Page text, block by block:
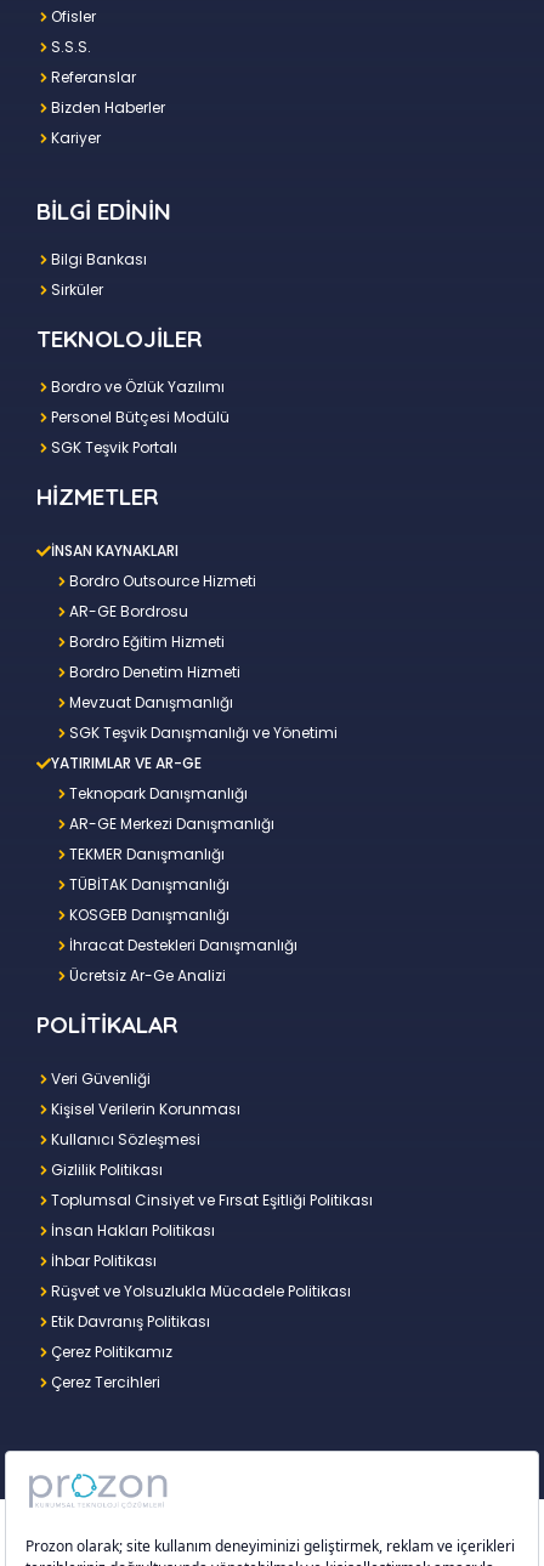
Ofisler
S.S.S.
Referanslar
Bizden Haberler
Kariyer
BİLGİ EDİNİN
Bilgi Bankası
Sirküler
TEKNOLOJİLER
Bordro ve Özlük Yazılımı
Personel Bütçesi Modülü
SGK Teşvik Portalı
HİZMETLER
İNSAN KAYNAKLARI
Bordro Outsource Hizmeti
AR-GE Bordrosu
Bordro Eğitim Hizmeti
Bordro Denetim Hizmeti
Mevzuat Danışmanlığı
SGK Teşvik Danışmanlığı ve Yönetimi
YATIRIMLAR VE AR-GE
Teknopark Danışmanlığı
AR-GE Merkezi Danışmanlığı
TEKMER Danışmanlığı
TÜBİTAK Danışmanlığı
KOSGEB Danışmanlığı
İhracat Destekleri Danışmanlığı
Ücretsiz Ar-Ge Analizi
POLİTİKALAR
Veri Güvenliği
Kişisel Verilerin Korunması
Kullanıcı Sözleşmesi
Gizlilik Politikası
Toplumsal Cinsiyet ve Fırsat Eşitliği Politikası
İnsan Hakları Politikası
İhbar Politikası
Rüşvet ve Yolsuzlukla Mücadele Politikası
Etik Davranış Politikası
Çerez Politikamız
Çerez Tercihleri
Copyright © 2026 – Prozon. Prozon markası ve